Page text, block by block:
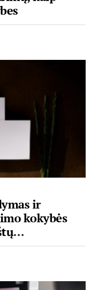
ir
kokybės